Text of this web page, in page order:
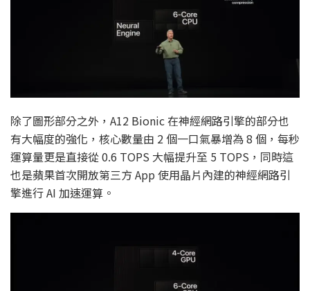
除了圖形部分之外，A12 Bionic 在神經網路引擎的部分也
有大幅度的強化，核心數量由 2 個一口氣暴增為 8 個，每秒
運算量更是直接從 0.6 TOPS 大幅提升至 5 TOPS，同時這
也是蘋果首次開放第三方 App 使用晶片內建的神經網路引
擎進行 AI 加速運算。